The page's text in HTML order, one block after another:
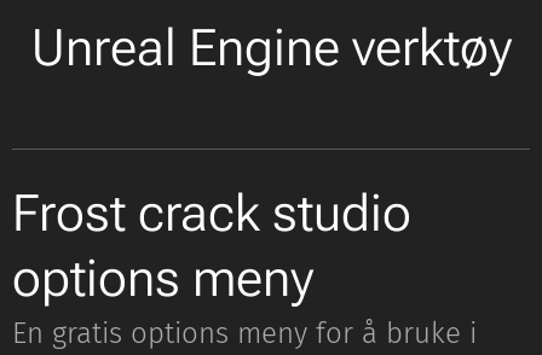
Unreal Engine verktøy
Frost crack studio
options meny
En gratis options meny for å bruke i